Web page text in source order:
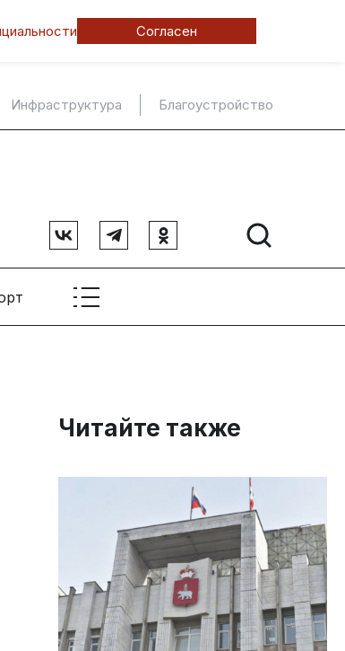
Согласен
Инфраструктура Благоустройство
Читайте также